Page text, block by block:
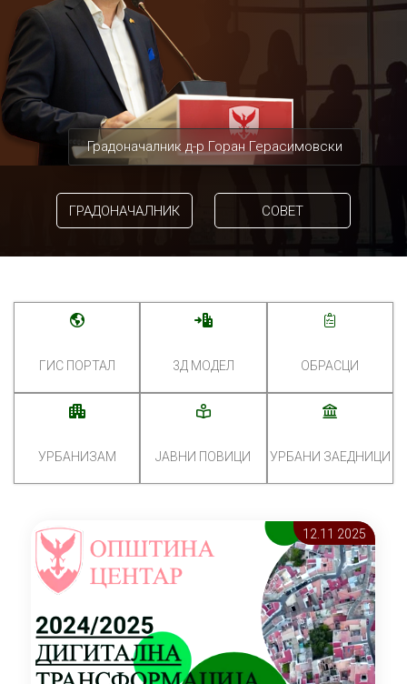
Градоначалник д-р Горан Герасимовски
ГРАДОНАЧАЛНИК СОВЕТ
ГИС ПОРТАЛ 3Д МОДЕЛ ОБРАСЦИ
УРБАНИЗАМ ЈАВНИ ПОВИЦИ УРБАНИ ЗАЕДНИЦИ
12.11 2025